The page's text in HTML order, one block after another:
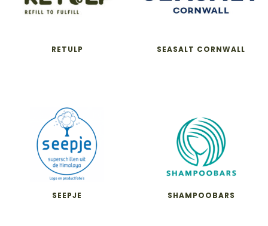
RETULP SEASALT CORNWALL
SEEPJE SHAMPOOBARS